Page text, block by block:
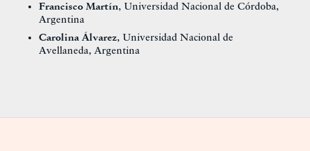
Francisco Martín, Universidad Nacional de Córdoba,
Argentina
Carolina Álvarez, Universidad Nacional de
Avellaneda, Argentina